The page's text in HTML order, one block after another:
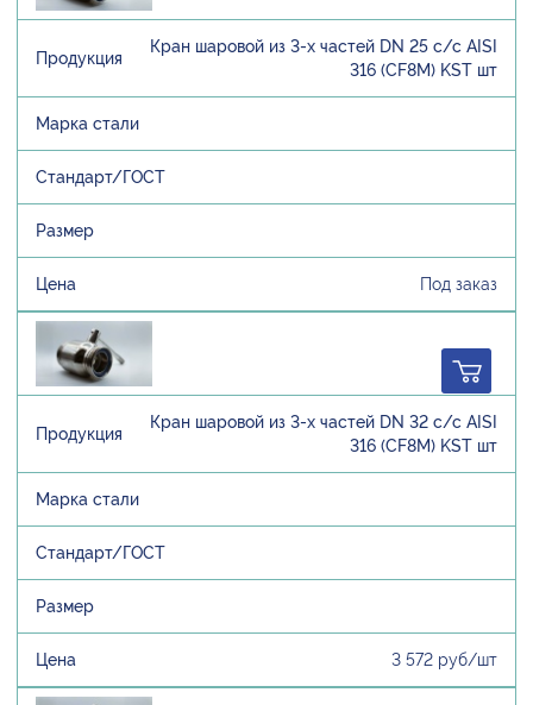
Кран шаровой из 3-х частей DN 25 с/с AISI
316 (CF8M) KST шт
Под заказ
Кран шаровой из 3-х частей DN 32 с/с AISI
316 (CF8M) KST шт
3 572 руб/шт